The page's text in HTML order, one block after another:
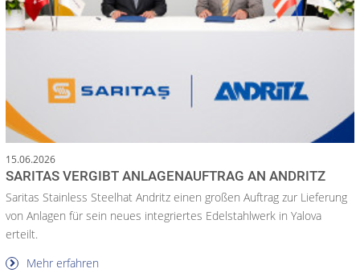
15.06.2026
SARITAS VERGIBT ANLAGENAUFTRAG AN ANDRITZ
Saritas Stainless Steelhat Andritz einen großen Auftrag zur Lieferung
von Anlagen für sein neues integriertes Edelstahlwerk in Yalova
erteilt.
Mehr erfahren